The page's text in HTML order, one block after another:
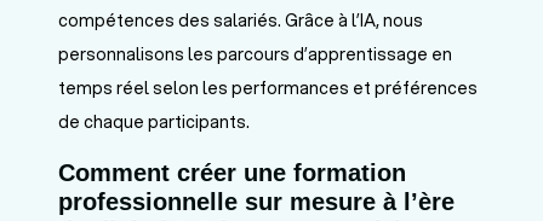
compétences des salariés. Grâce à l’IA, nous
personnalisons les parcours d’apprentissage en
temps réel selon les performances et préférences
de chaque participants.
Comment créer une formation
professionnelle sur mesure à l’ère